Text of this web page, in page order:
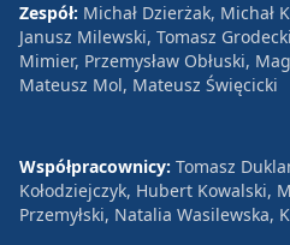
Zespół: Michał Dzierżak, Michał
Janusz Milewski, Tomasz
Mimier, Przemysław Obłuski,
Mateusz Mol, Mateusz Święcicki
Współpracownicy: Tomasz
Kołodziejczyk, Hubert Kowalski,
Przemyłski, Natalia Wasilewska,